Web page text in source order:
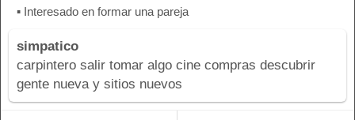
▪ Interesado en formar una pareja
simpatico
carpintero salir tomar algo cine compras descubrir
gente nueva y sitios nuevos